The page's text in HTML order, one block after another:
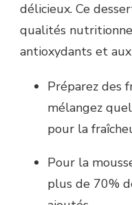
délicieux. Ce
qualités
antioxydants et
Préparez des
mélangez
pour la
Pour la
plus de 70%